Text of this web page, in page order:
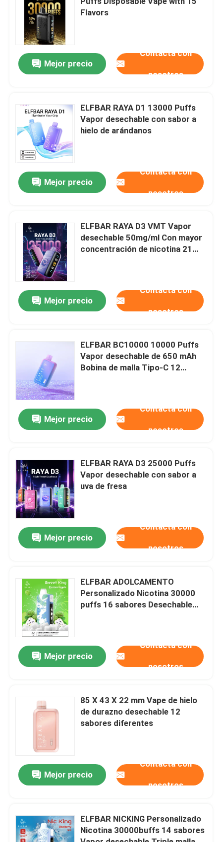
Productos
Videos
Sobre nosotros
Control de Calidad
Contacto
Solicitar una cotización
ELFBAR Vape
Flavors
Mejor precio
Contacta con
nosotros
ELFBAR RAYA D1 13000 Puffs
Vapor desechable con sabor a
hielo de arándanos
Mejor precio
Contacta con
nosotros
ELFBAR RAYA D3 VMT Vapor
desechable 50mg/ml Con mayor
concentración de nicotina 21
Mejor precio
Contacta con
nosotros
ELFBAR BC10000 10000 Puffs
Vapor desechable de 650 mAh
Bobina de malla Tipo-C 12
Mejor precio
Contacta con
nosotros
ELFBAR RAYA D3 25000 Puffs
Vapor desechable con sabor a
uva de fresa
Mejor precio
Contacta con
nosotros
ELFBAR ADOLCAMENTO
Personalizado Nicotina 30000
puffs 16 sabores Desechable
Mejor precio
Contacta con
nosotros
85 X 43 X 22 mm Vape de hielo
de durazno desechable 12
sabores diferentes
Mejor precio
Contacta con
nosotros
ELFBAR NICKING Personalizado
Nicotina 30000buffs 14 sabores